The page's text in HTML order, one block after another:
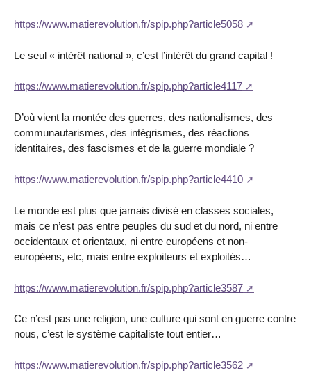
https://www.matierevolution.fr/spip.php?article5058
Le seul « intérêt national », c’est l’intérêt du grand capital !
https://www.matierevolution.fr/spip.php?article4117
D’où vient la montée des guerres, des nationalismes, des
communautarismes, des intégrismes, des réactions
identitaires, des fascismes et de la guerre mondiale ?
https://www.matierevolution.fr/spip.php?article4410
Le monde est plus que jamais divisé en classes sociales,
mais ce n’est pas entre peuples du sud et du nord, ni entre
occidentaux et orientaux, ni entre européens et non-
européens, etc, mais entre exploiteurs et exploités…
https://www.matierevolution.fr/spip.php?article3587
Ce n’est pas une religion, une culture qui sont en guerre contre
nous, c’est le système capitaliste tout entier…
https://www.matierevolution.fr/spip.php?article3562